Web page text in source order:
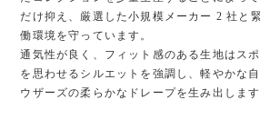
だけ抑え、厳選した小規模メーカー 2 社と
働環境を守っています。
通気性が良く、フィット感のある生地はス
を思わせるシルエットを強調し、軽やかな
ウザーズの柔らかなドレープを生み出します